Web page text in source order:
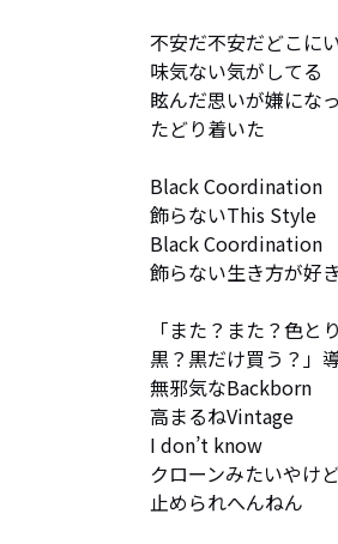
不安だ不安だどこに
味気ない気がしてる
眩んだ思いが嫌にな
たどり着いた
Black Coordination
飾らないThis Style
Black Coordination
飾らない生き方が好
「また？また？色と
黒？黒だけ買う？」
無邪気なBackborn
高まるねVintage
I don’t know
クローンみたいやけ
止められへんねん